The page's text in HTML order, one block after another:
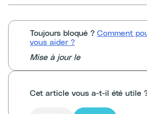
des
articles
Toujours bloqué ? Comment
vous aider ?
Mise à jour le
Cet article vous a-t-il été utile